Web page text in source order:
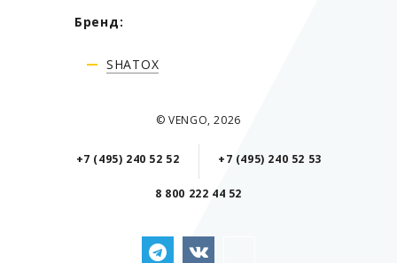
Бренд:
SHATOX
© VENGO, 2026
+7 (495) 240 52 52 +7 (495) 240 52 53
8 800 222 44 52